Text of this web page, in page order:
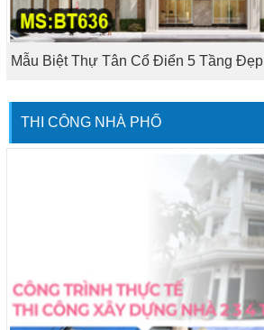
Mẫu Biệt Thự Tân Cổ Điển 5 Tầng Đẹp
THI CÔNG NHÀ PHỐ